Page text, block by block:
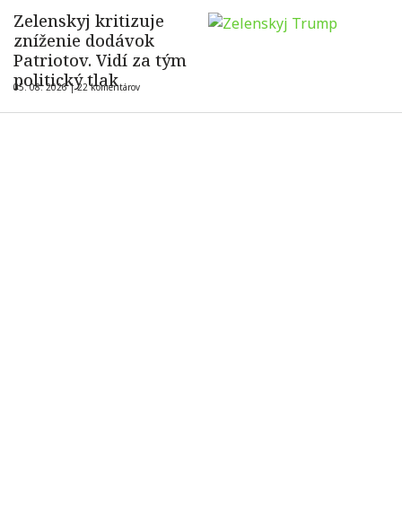
Zelenskyj kritizuje
zníženie dodávok
Patriotov. Vidí za tým
politický tlak
05. 08. 2026 |22 komentárov